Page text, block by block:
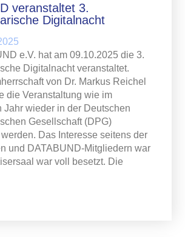
veranstaltet 3.
Digitalnacht
e.V. hat am 09.10.2025 die 3.
Digitalnacht veranstaltet.
von Dr. Markus Reichel
die Veranstaltung wie im
Jahr wieder in der Deutschen
Gesellschaft (DPG)
Das Interesse seitens der
und DATABUND-Mitgliedern war
war voll besetzt. Die